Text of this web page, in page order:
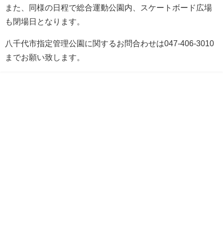
また、同様の日程で総合運動公園内、スケートボード広場
も閉場日となります。
八千代市指定管理公園に関するお問合わせは047-406-3010
までお願い致します。